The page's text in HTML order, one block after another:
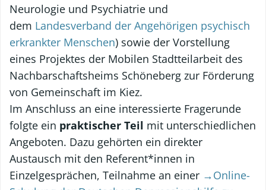
Neurologie und Psychiatrie und
dem Landesverband der Angehörigen psychisch
erkrankter Menschen) sowie der Vorstellung
eines Projektes der Mobilen Stadtteilarbeit des
Nachbarschaftsheims Schöneberg zur Förderung
von Gemeinschaft im Kiez.
Im Anschluss an eine interessierte Fragerunde
folgte ein praktischer Teil mit unterschiedlichen
Angeboten. Dazu gehörten ein direkter
Austausch mit den Referent*innen in
Einzelgesprächen, Teilnahme an einer →Online-